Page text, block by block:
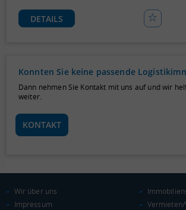
DETAILS
Konnten Sie keine passende
Dann nehmen Sie Kontakt mit uns auf und wir
weiter.
KONTAKT
Wir über uns
Impressum